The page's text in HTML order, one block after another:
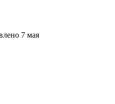
7 мая